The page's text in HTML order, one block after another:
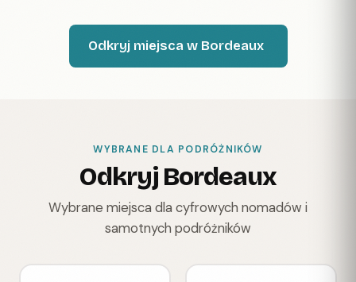
Odkryj miejsca w Bordeaux
WYBRANE DLA PODRÓŻNIKÓW
Odkryj Bordeaux
Wybrane miejsca dla cyfrowych nomadów i
samotnych podróżników